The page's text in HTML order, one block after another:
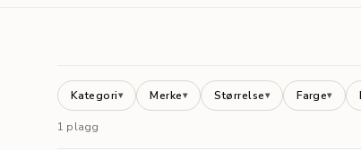
Kategori▾ Merke▾ Størrelse▾ Farge▾
1 plagg